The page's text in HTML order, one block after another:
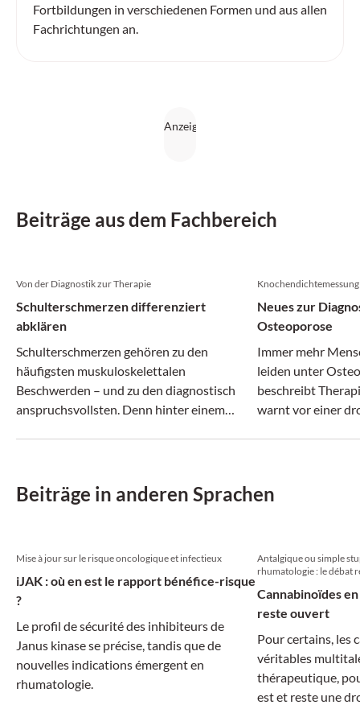
Fortbildungen in verschiedenen Formen und aus allen
Fachrichtungen an.
Beiträge aus dem Fachbereich
Von der Diagnostik zur Therapie
Schulterschmerzen differenziert
abklären
Schulterschmerzen gehören zu den
häufigsten muskuloskelettalen
Beschwerden – und zu den diagnostisch
anspruchsvollsten. Denn hinter einem
Neues zur
Osteoporose
Immer mehr
leiden unter
beschreibt
warnt vor einer
Beiträge in anderen Sprachen
Mise à jour sur le risque oncologique et infectieux
iJAK : où en est le rapport bénéfice-risque
?
Le profil de sécurité des inhibiteurs de
Janus kinase se précise, tandis que de
nouvelles indications émergent en
rhumatologie.
Antalgique ou simple
rhumatologie : le débat
Cannabinoïdes
reste ouvert
Pour certains, les
véritables
thérapeutique,
est et reste une